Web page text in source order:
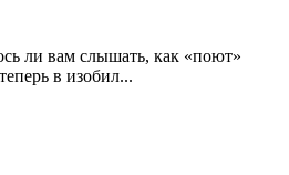
ли вам слышать, как «поют»
в изобил...